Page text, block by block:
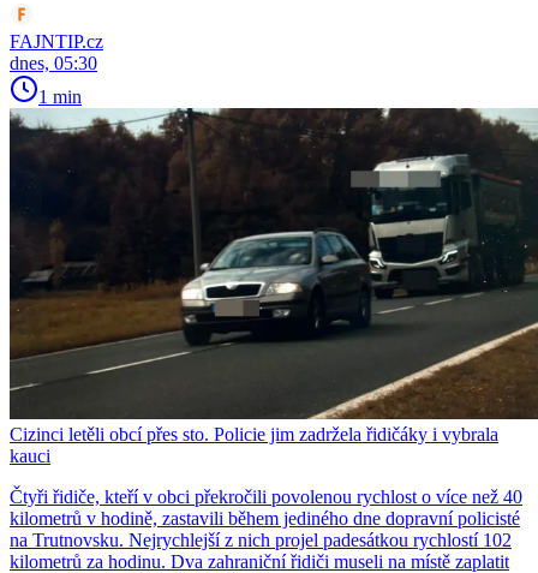
FAJNTIP.cz
dnes, 05:30
1 min
Cizinci letěli obcí přes sto. Policie jim zadržela řidičáky i vybrala
kauci
Čtyři řidiče, kteří v obci překročili povolenou rychlost o více než 40
kilometrů v hodině, zastavili během jediného dne dopravní policisté
na Trutnovsku. Nejrychlejší z nich projel padesátkou rychlostí 102
kilometrů za hodinu. Dva zahraniční řidiči museli na místě zaplatit